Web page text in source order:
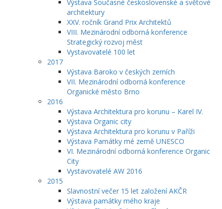
Výstava Současné československé a světové
architektury
XXV. ročník Grand Prix Architektů
VIII. Mezinárodní odborná konference
Strategický rozvoj měst
Vystavovatelé 100 let
2017
Výstava Baroko v českých zemích
VII. Mezinárodní odborná konference
Organické město Brno
2016
Výstava Architektura pro korunu – Karel IV.
Výstava Organic city
Výstava Architektura pro korunu v Paříži
Výstava Památky mé země UNESCO
VI. Mezinárodní odborná konference Organic
City
Vystavovatelé AW 2016
2015
Slavnostní večer 15 let založení AKČR
Výstava památky mého kraje